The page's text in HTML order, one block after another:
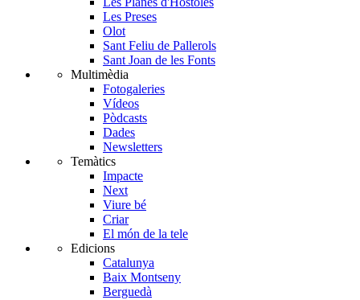
Les Preses
Olot
Sant Feliu de Pallerols
Sant Joan de les Fonts
Multimèdia
Fotogaleries
Vídeos
Pòdcasts
Dades
Newsletters
Temàtics
Impacte
Next
Viure bé
Criar
El món de la tele
Edicions
Catalunya
Baix Montseny
Berguedà